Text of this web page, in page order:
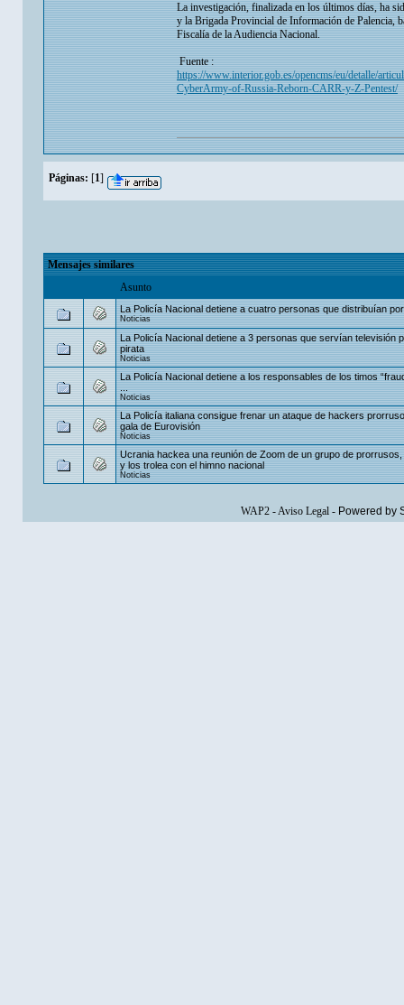
La investigación, finalizada en los últimos días, ha
y la Brigada Provincial de Información de Palencia,
Fiscalía de la Audiencia Nacional.
Fuente :
https://www.interior.gob.es/opencms/eu/detalle/
CyberArmy-of-Russia-Reborn-CARR-y-Z-Pentest/
Páginas: [1]
Mensajes similares
Asunto
La Policía Nacional detiene a cuatro personas que distribuían
Noticias
La Policía Nacional detiene a 3 personas que servían televisión
pirata
Noticias
La Policía Nacional detiene a los responsables de los timos
...
Noticias
La Policía italiana consigue frenar un ataque de hackers
gala de Eurovisión
Noticias
Ucrania hackea una reunión de Zoom de un grupo de
y los trolea con el himno nacional
Noticias
WAP2-Aviso Legal- Powered by